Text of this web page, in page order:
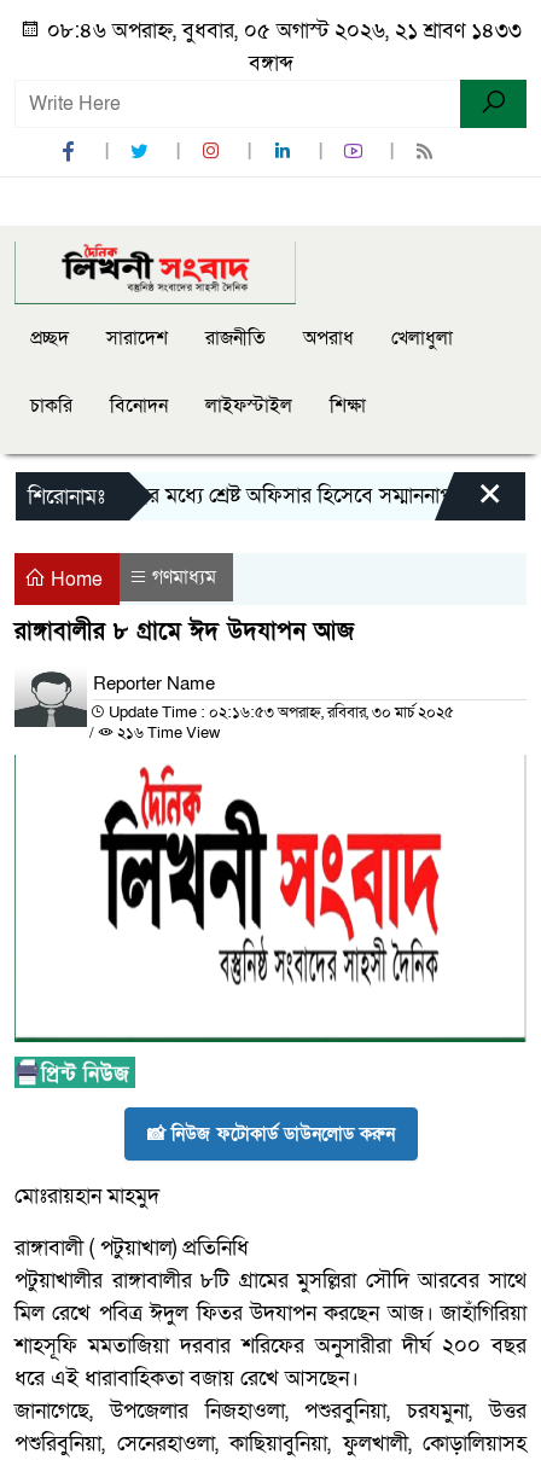
০৮:৪৬ অপরাহ্ন, বুধবার, ০৫ অগাস্ট ২০২৬, ২১ শ্রাবণ ১৪৩৩
বঙ্গাব্দ
প্রচ্ছদ সারাদেশ রাজনীতি অপরাধ খেলাধুলা
চাকরি বিনোদন লাইফস্টাইল শিক্ষা
শিরোনামঃ
সিলেট রেঞ্জের মধ্যে শ্রেষ্ট অফিসার হিসেবে সম্মাননাপত্র গ্রহন
×
Home গণমাধ্যম
রাঙ্গাবালীর ৮ গ্রামে ঈদ উদযাপন আজ
Reporter Name
Update Time : ০২:১৬:৫৩ অপরাহ্ন, রবিবার, ৩০ মার্চ ২০২৫
/
২১৬ Time View
📸 নিউজ ফটোকার্ড ডাউনলোড করুন
মোঃরায়হান মাহমুদ
রাঙ্গাবালী ( পটুয়াখাল) প্রতিনিধি
পটুয়াখালীর রাঙ্গাবালীর ৮টি গ্রামের মুসল্লিরা সৌদি আরবের সাথে
মিল রেখে পবিত্র ঈদুল ফিতর উদযাপন করছেন আজ। জাহাঁগিরিয়া
শাহসূফি মমতাজিয়া দরবার শরিফের অনুসারীরা দীর্ঘ ২০০ বছর
ধরে এই ধারাবাহিকতা বজায় রেখে আসছেন।
জানাগেছে, উপজেলার নিজহাওলা, পশুরবুনিয়া, চরযমুনা, উত্তর
পশুরিবুনিয়া, সেনেরহাওলা, কাছিয়াবুনিয়া, ফুলখালী, কোড়ালিয়াসহ